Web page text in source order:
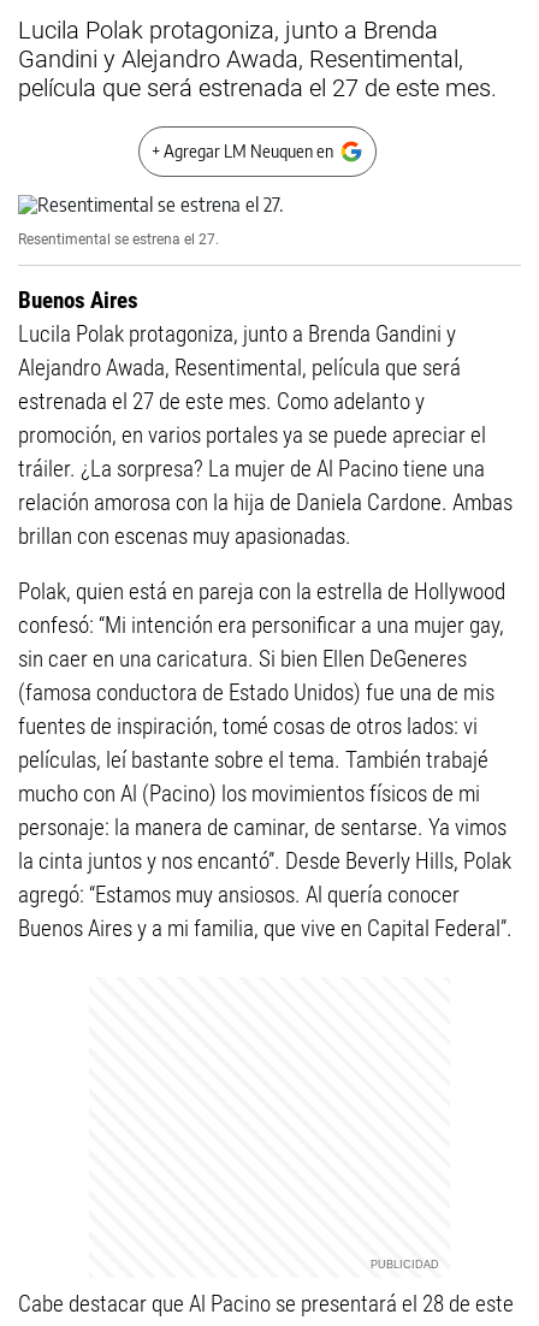
Lucila Polak protagoniza, junto a Brenda
Gandini y Alejandro Awada, Resentimental,
película que será estrenada el 27 de este mes.
+ Agregar LM Neuquen en
Resentimental se estrena el 27.
Buenos Aires
Lucila Polak protagoniza, junto a Brenda Gandini y
Alejandro Awada, Resentimental, película que será
estrenada el 27 de este mes. Como adelanto y
promoción, en varios portales ya se puede apreciar el
tráiler. ¿La sorpresa? La mujer de Al Pacino tiene una
relación amorosa con la hija de Daniela Cardone. Ambas
brillan con escenas muy apasionadas.
Polak, quien está en pareja con la estrella de Hollywood
confesó: “Mi intención era personificar a una mujer gay,
sin caer en una caricatura. Si bien Ellen DeGeneres
(famosa conductora de Estado Unidos) fue una de mis
fuentes de inspiración, tomé cosas de otros lados: vi
películas, leí bastante sobre el tema. También trabajé
mucho con Al (Pacino) los movimientos físicos de mi
personaje: la manera de caminar, de sentarse. Ya vimos
la cinta juntos y nos encantó”. Desde Beverly Hills, Polak
agregó: “Estamos muy ansiosos. Al quería conocer
Buenos Aires y a mi familia, que vive en Capital Federal”.
Cabe destacar que Al Pacino se presentará el 28 de este